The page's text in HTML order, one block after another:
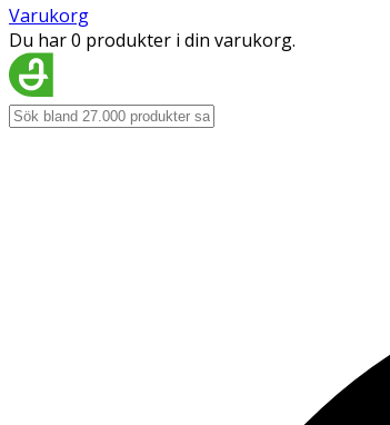
Varukorg
Du har 0 produkter i din varukorg.